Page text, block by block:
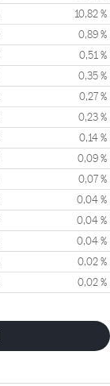
10,82 %
0,89 %
0,51 %
0,35 %
0,27 %
0,23 %
0,14 %
0,09 %
0,07 %
0,04 %
0,04 %
0,04 %
0,02 %
0,02 %